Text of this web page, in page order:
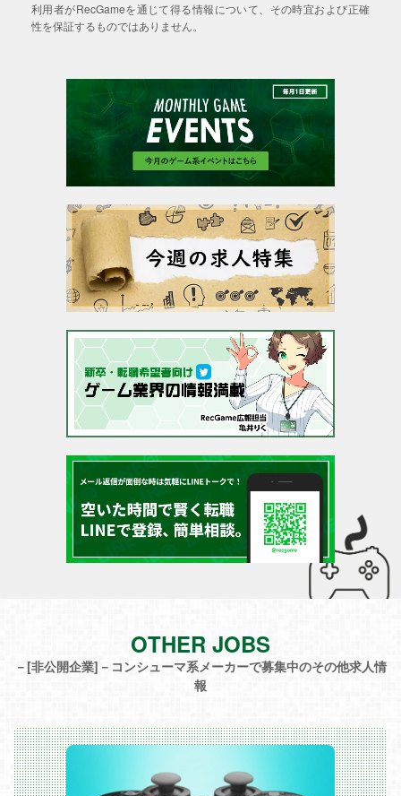
利用者がRecGameを通じて得る情報について、その時宜および正確
性を保証するものではありません。
OTHER JOBS
－[非公開企業]－コンシューマ系メーカーで募集中のその他求人情
報